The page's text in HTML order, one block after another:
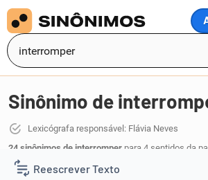
Reescrever Texto
Sinônimo de
Lexicógrafa responsável: Flávia Neves
24 sinônimos de interromper para 4 sentidos da
Pôr fim: